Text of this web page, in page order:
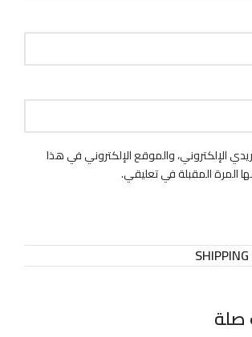
الإلكتروني، والموقع الإلكتروني في هذا
المرة المقبلة في تعليقي.
صلة